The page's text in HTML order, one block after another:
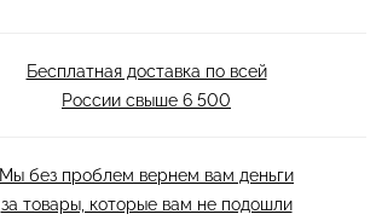
Бесплатная доставка по всей
России свыше 6 500
Мы без проблем вернем вам деньги
за товары, которые вам не подошли